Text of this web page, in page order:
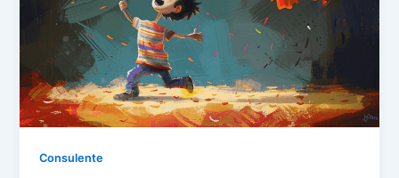
Consulente